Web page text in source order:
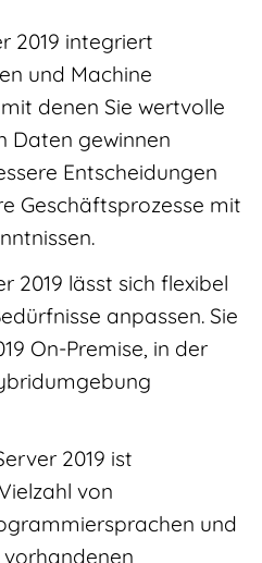
2019 integriert
und Machine
denen Sie wertvolle
Daten gewinnen
Entscheidungen
Geschäftsprozesse mit
2019 lässt sich flexibel
anpassen. Sie
On-Premise, in der
2019 ist
von
und
vorhandenen